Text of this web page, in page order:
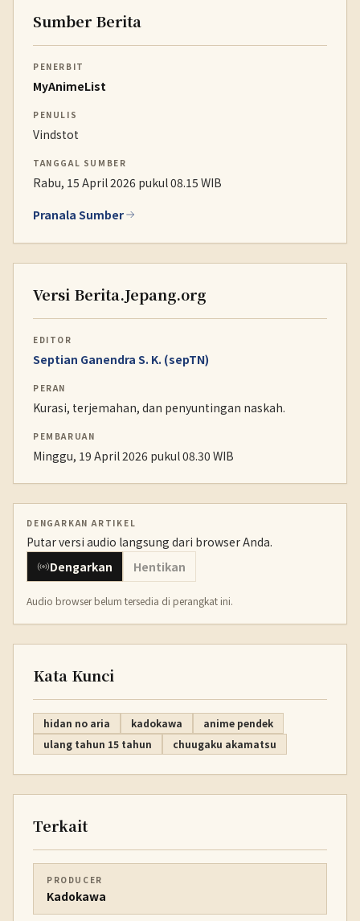
Sumber Berita
PENERBIT
MyAnimeList
PENULIS
Vindstot
TANGGAL SUMBER
Rabu, 15 April 2026 pukul 08.15 WIB
Pranala Sumber
Versi Berita.Jepang.org
EDITOR
Septian Ganendra S. K. (sepTN)
PERAN
Kurasi, terjemahan, dan penyuntingan naskah.
PEMBARUAN
Minggu, 19 April 2026 pukul 08.30 WIB
DENGARKAN ARTIKEL
Putar versi audio langsung dari browser Anda.
Dengarkan
Hentikan
Audio browser belum tersedia di perangkat ini.
Kata Kunci
hidan no aria kadokawa
anime pendek
ulang tahun 15 tahun
chuugaku akamatsu
Terkait
PRODUCER
Kadokawa